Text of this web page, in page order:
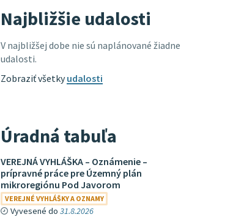
Najbližšie udalosti
V najbližšej dobe nie sú naplánované žiadne
udalosti.
Zobraziť všetkyudalosti
Úradná tabuľa
VEREJNÁ VYHLÁŠKA – Oznámenie –
prípravné práce pre Územný plán
mikroregiónu Pod Javorom
VEREJNÉ VYHLÁŠKY A OZNAMY
Vyvesené do 31.8.2026